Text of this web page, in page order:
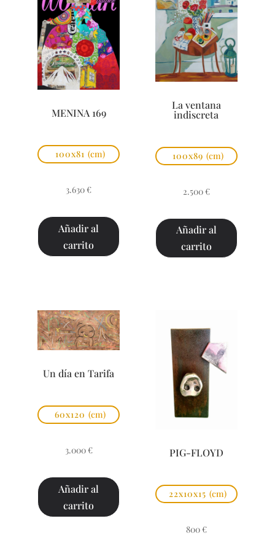
MENINA 169
100x81 (cm)
3.630 €
Añadir al
carrito
La ventana
indiscreta
100x89 (cm)
2.500 €
Añadir al
carrito
Un día en Tarifa
60x120 (cm)
3.000 €
Añadir al
carrito
PIG-FLOYD
22x10x15 (cm)
800 €